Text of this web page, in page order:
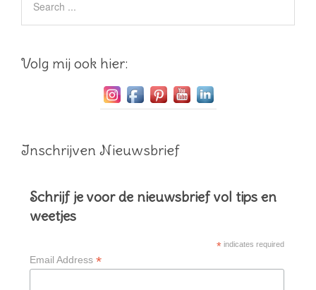
Volg mij ook hier:
Inschrijven Nieuwsbrief
Schrijf je voor de nieuwsbrief vol tips en
weetjes
*indicates required
Email Address *